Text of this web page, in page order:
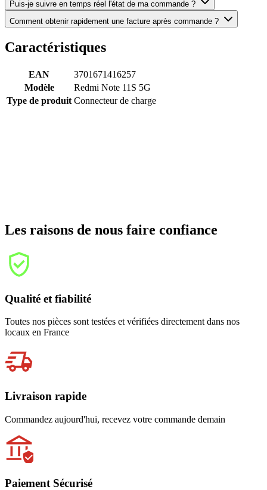
Puis-je suivre en temps réel l'état de ma commande ?
Comment obtenir rapidement une facture après commande ?
Caractéristiques
EAN
3701671416257
Modèle
Redmi Note 11S 5G
Type de produit Connecteur de charge
Les raisons de nous faire confiance
Qualité et fiabilité
Toutes nos pièces sont testées et vérifiées directement dans nos
locaux en France
Livraison rapide
Commandez aujourd'hui, recevez votre commande demain
Paiement Sécurisé